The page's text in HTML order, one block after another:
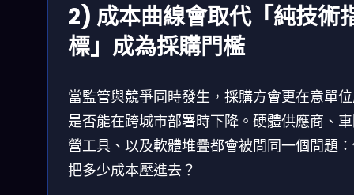
2) 成本曲線會取代「純技術
標」成為採購門檻
當監管與競爭同時發生，採購方會更在意單
是否能在跨城市部署時下降。硬體供應商、
營工具、以及軟體堆疊都會被問同一個問題
把多少成本壓進去？